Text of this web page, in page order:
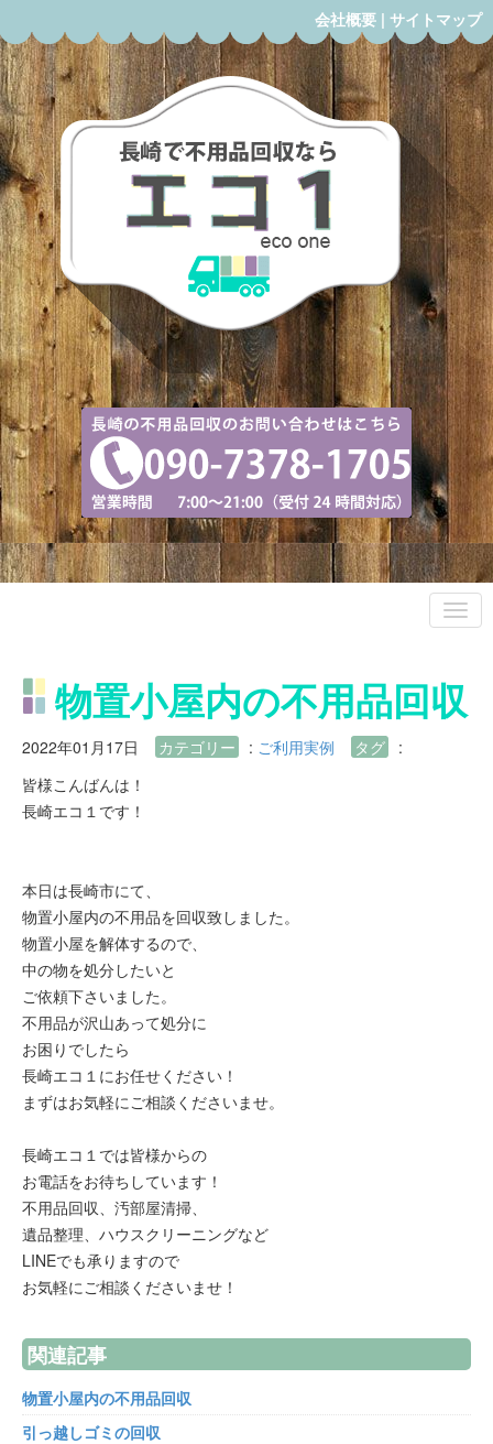
会社概要 | サイトマップ
物置小屋内の不用品回収
2022年01月17日 カテゴリー : ご利用実例 タグ
:
皆様こんばんは！
長崎エコ１です！
本日は長崎市にて、
物置小屋内の不用品を回収致しました。
物置小屋を解体するので、
中の物を処分したいと
ご依頼下さいました。
不用品が沢山あって処分に
お困りでしたら
長崎エコ１にお任せください！
まずはお気軽にご相談くださいませ。
長崎エコ１では皆様からの
お電話をお待ちしています！
不用品回収、汚部屋清掃、
遺品整理、ハウスクリーニングなど
LINEでも承りますので
お気軽にご相談くださいませ！
関連記事
物置小屋内の不用品回収
引っ越しゴミの回収